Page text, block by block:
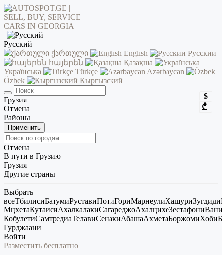
Русский
ქართული
English
Русский
հայերեն
Қазақша
Українська
Türkçe
Azərbaycan
Özbek
Кыргызский
$
₾
Грузия
Отмена
Районы
Применить
Отмена
В пути в Грузию
Грузия
Другие страны
Выбрать
всеТбилисиБатумиРуставиПотиГориМарнеулиХашуриЗугдиди
МцхетаКутаисиАхалкалакиСагареджоАхалцихеЗестафониВани
КобулетиСамтредиаТелавиСенакиАбашаАхметаБоржомиХоби
Гурджаани
Войти
Разместить бесплатно